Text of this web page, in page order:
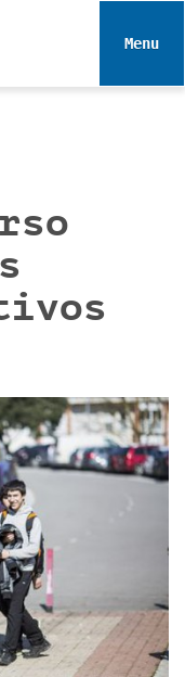
Toggle